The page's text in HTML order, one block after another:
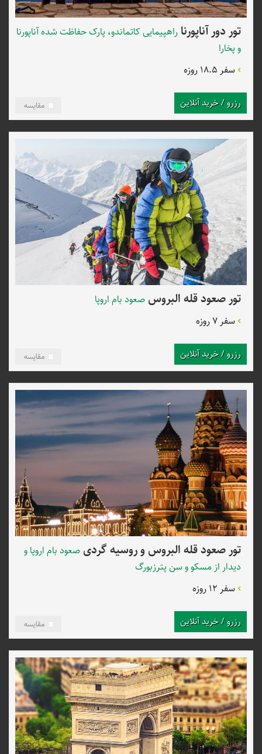
تور دور آناپورنا راهپیمایی کاتماندو، پارک حفاظت شده آناپورنا
و پخارا
سفر 18.5 روزه
مقایسه رزرو / خرید آنلاین
تور صعود قله البروس صعود بام اروپا
سفر 7 روزه
مقایسه رزرو / خرید آنلاین
تور صعود قله البروس و روسیه گردی صعود بام اروپا و
دیدار از مسکو و سن پترزبورگ
سفر 12 روزه
مقایسه رزرو / خرید آنلاین